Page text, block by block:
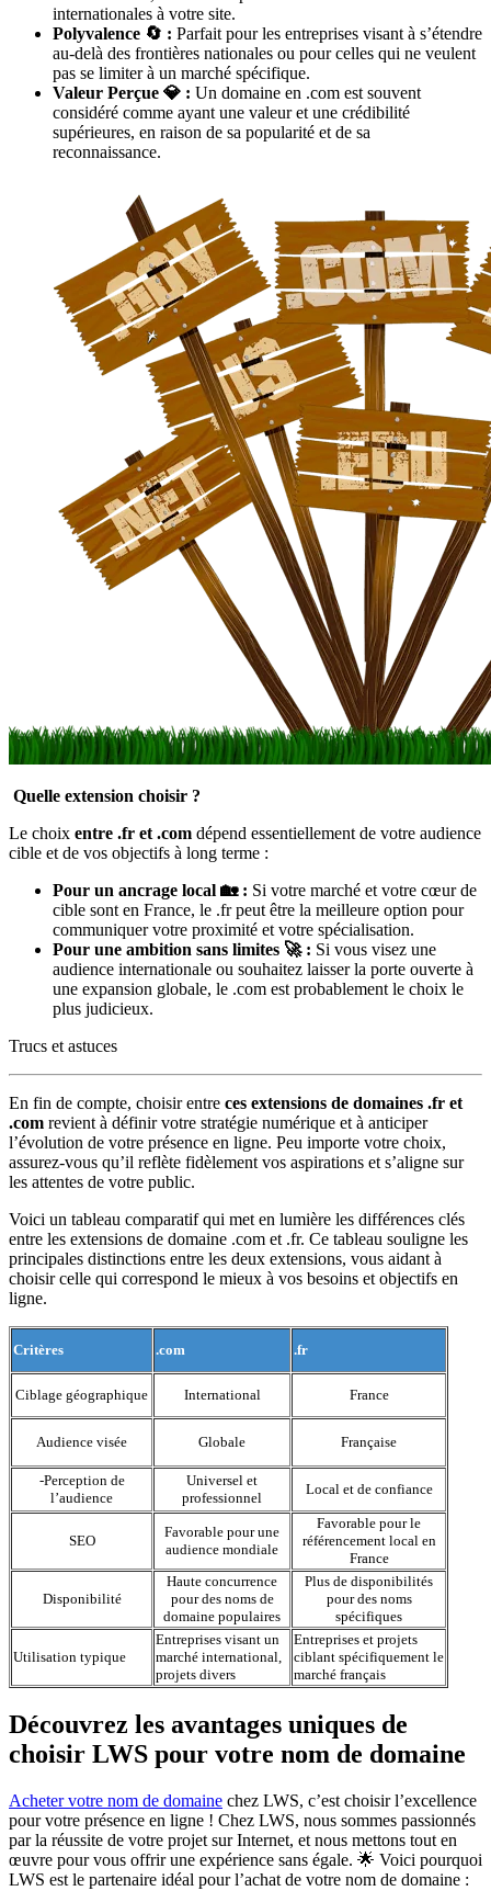
internationales à votre site.
Polyvalence 🔄 : Parfait pour les entreprises visant à s’étendre
au-delà des frontières nationales ou pour celles qui ne veulent
pas se limiter à un marché spécifique.
Valeur Perçue 💎 : Un domaine en .com est souvent
considéré comme ayant une valeur et une crédibilité
supérieures, en raison de sa popularité et de sa
reconnaissance.
Quelle extension choisir ?
Le choix entre .fr et .com dépend essentiellement de votre audience
cible et de vos objectifs à long terme :
Pour un ancrage local 🏡 : Si votre marché et votre cœur de
cible sont en France, le .fr peut être la meilleure option pour
communiquer votre proximité et votre spécialisation.
Pour une ambition sans limites 🚀 : Si vous visez une
audience internationale ou souhaitez laisser la porte ouverte à
une expansion globale, le .com est probablement le choix le
plus judicieux.
Trucs et astuces
En fin de compte, choisir entre ces extensions de domaines .fr et
.com revient à définir votre stratégie numérique et à anticiper
l’évolution de votre présence en ligne. Peu importe votre choix,
assurez-vous qu’il reflète fidèlement vos aspirations et s’aligne sur
les attentes de votre public.
Voici un tableau comparatif qui met en lumière les différences clés
entre les extensions de domaine .com et .fr. Ce tableau souligne les
principales distinctions entre les deux extensions, vous aidant à
choisir celle qui correspond le mieux à vos besoins et objectifs en
ligne.
Critères .com .fr
Ciblage géographique International France
Audience visée Globale Française
-Perception de
l’audience
Universel et
professionnel
Local et de confiance
SEO
Favorable pour une
audience mondiale
Favorable pour le
référencement local en
France
Disponibilité
Haute concurrence
pour des noms de
domaine populaires
Plus de disponibilités
pour des noms
spécifiques
Utilisation typique
Entreprises visant un
marché international,
projets divers
Entreprises et projets
ciblant spécifiquement le
marché français
Découvrez les avantages uniques de
choisir LWS pour votre nom de domaine
Acheter votre nom de domaine chez LWS, c’est choisir l’excellence
pour votre présence en ligne ! Chez LWS, nous sommes passionnés
par la réussite de votre projet sur Internet, et nous mettons tout en
œuvre pour vous offrir une expérience sans égale. 🌟 Voici pourquoi
LWS est le partenaire idéal pour l’achat de votre nom de domaine :